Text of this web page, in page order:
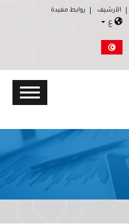
الأرشيف روابط مفيدة
ع